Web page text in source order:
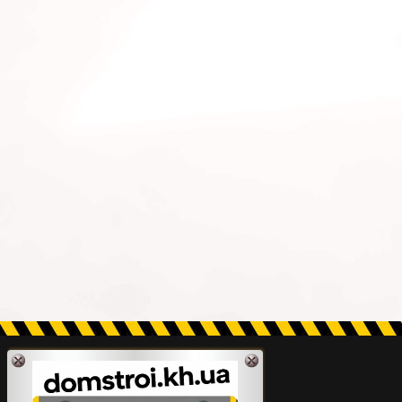
бетонные кольца с доставкой. Купить
бетонные кольца эконом 1,5 м в
Харькове в строго оговорённые сроки,
по приемлемой стоимости, можно в